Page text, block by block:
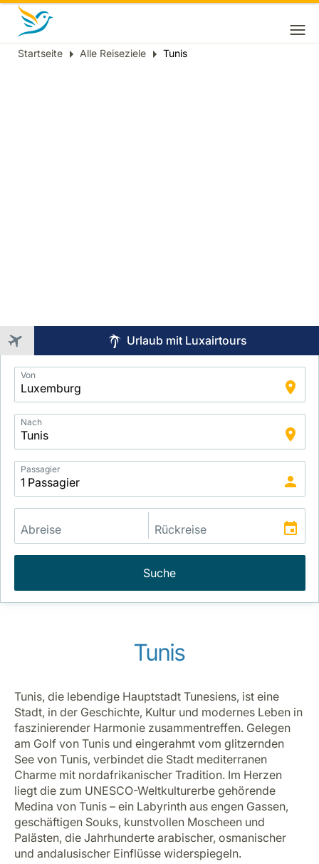
Breadcrumb
Startseite Alle Reiseziele Tunis
Urlaub mit Luxairtours
Application
Intelligent
Package
Search
Von
Nach
Passagier
Suche
Tunis
Tunis, die lebendige Hauptstadt Tunesiens, ist eine
Stadt, in der Geschichte, Kultur und modernes Leben in
faszinierender Harmonie zusammentreffen. Gelegen
am Golf von Tunis und eingerahmt vom glitzernden
See von Tunis, verbindet die Stadt mediterranen
Charme mit nordafrikanischer Tradition. Im Herzen
liegt die zum UNESCO-Weltkulturerbe gehörende
Medina von Tunis – ein Labyrinth aus engen Gassen,
geschäftigen Souks, kunstvollen Moscheen und
Palästen, die Jahrhunderte arabischer, osmanischer
und andalusischer Einflüsse widerspiegeln.